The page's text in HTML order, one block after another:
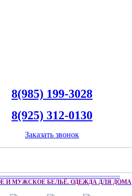
8(985) 199-3028
8(925) 312-0130
Заказать звонок
И МУЖСКОЕ БЕЛЬЁ. ОДЕЖДА ДЛЯ ДОМА